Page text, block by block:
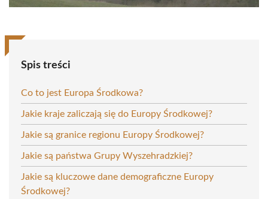
Spis treści
Co to jest Europa Środkowa?
Jakie kraje zaliczają się do Europy Środkowej?
Jakie są granice regionu Europy Środkowej?
Jakie są państwa Grupy Wyszehradzkiej?
Jakie są kluczowe dane demograficzne Europy
Środkowej?